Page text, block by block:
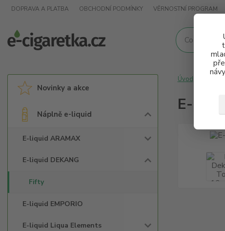
DOPRAVA A PLATBA OBCHODNÍ PODMÍNKY VĚRNOSTNÍ PROGRAM
Novinky a akce
Náplně e-liquid
E-liquid ARAMAX
E-liquid DEKANG
Fifty
E-liquid EMPORIO
E-liquid Liqua Elements
Úvod
E-